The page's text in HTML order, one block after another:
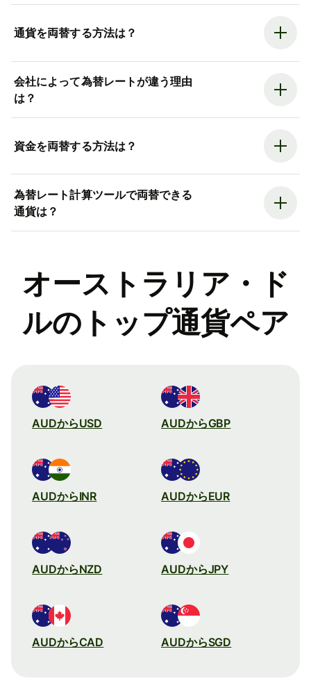
通貨を両替する方法は？
会社によって為替レートが違う理由
は？
資金を両替する方法は？
為替レート計算ツールで両替できる
通貨は？
オーストラリア・ド
ルのトップ通貨ペア
AUDからUSD AUDからGBP
AUDからINR AUDからEUR
AUDからNZD AUDからJPY
AUDからCAD AUDからSGD